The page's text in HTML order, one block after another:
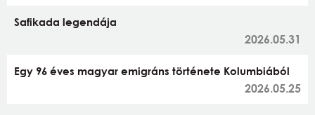
Safikada legendája
2026.05.31
Egy 96 éves magyar emigráns története Kolumbiából
2026.05.25